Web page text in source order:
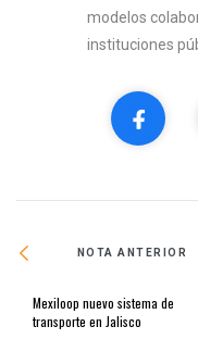
modelos
instituciones
NOTA ANTERIOR
Mexiloop nuevo sistema de
transporte en Jalisco